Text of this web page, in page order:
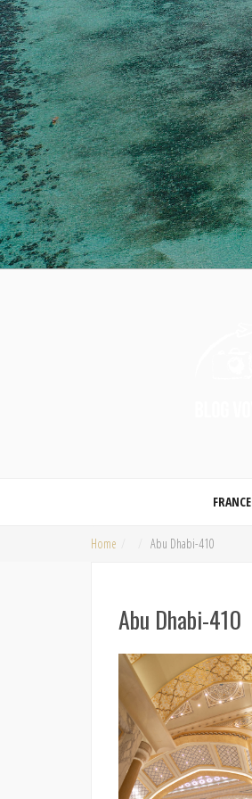
FRANCE
Home Abu Dhabi-410
Abu Dhabi-410